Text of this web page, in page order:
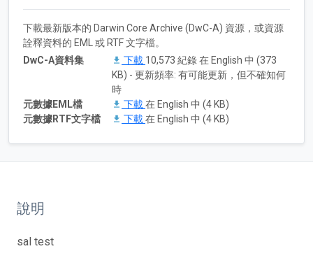
下載最新版本的 Darwin Core Archive (DwC-A) 資源，或資源
詮釋資料的 EML 或 RTF 文字檔。
DwC-A資料集
下載 10,573 紀錄 在 English 中 (373
KB) - 更新頻率: 有可能更新，但不確知何
時
元數據EML檔
下載在 English 中 (4 KB)
元數據RTF文字檔
下載在 English 中 (4 KB)
說明
sal test